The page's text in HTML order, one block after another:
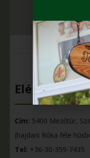
Cím: 5400 Mezőtúr,
(hajdani Róka féle
Tel: +36-30-359-7435